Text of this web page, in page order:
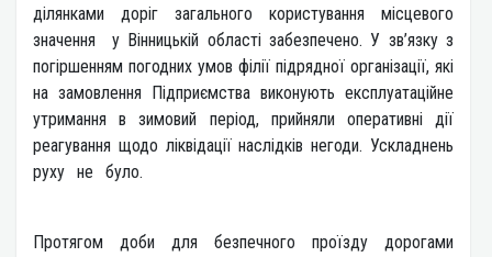
ділянками доріг загального користування місцевого
значення у Вінницькій області забезпечено. У зв’язку з
погіршенням погодних умов філії підрядної організації, які
на замовлення Підприємства виконують експлуатаційне
утримання в зимовий період, прийняли оперативні дії
реагування щодо ліквідації наслідків негоди. Ускладнень
руху не було.
Протягом доби для безпечного проїзду дорогами